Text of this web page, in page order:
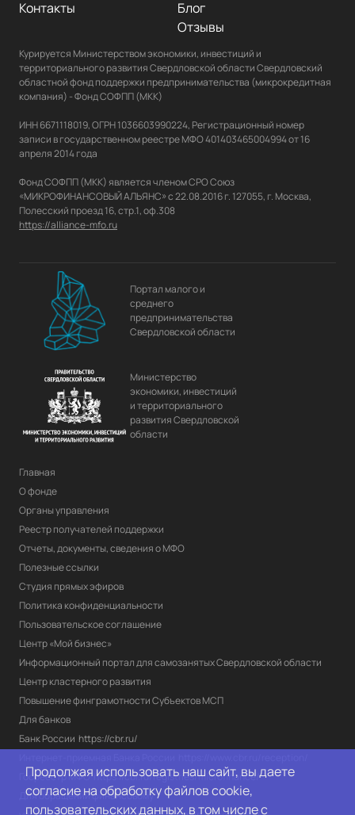
Блог
Контакты
Отзывы
Курируется Министерством экономики, инвестиций и
территориального развития Свердловской области Свердловский
областной фонд поддержки предпринимательства (микрокредитная
компания) - Фонд СОФПП (МКК)
ИНН 6671118019, ОГРН 1036603990224, Регистрационный номер
записи в государственном реестре МФО 401403465004994 от 16
апреля 2014 года
Фонд СОФПП (МКК) является членом СРО Союз
«МИКРОФИНАНСОВЫЙ АЛЬЯНС» с 22.08.2016 г. 127055, г. Москва,
https://alliance-mfo.ru
Портал малого и
среднего
предпринимательства
Свердловской области
Министерство
экономики, инвестиций
и территориального
развития Свердловской
области
Главная
О фонде
Органы управления
Реестр получателей поддержки
Отчеты, документы, сведения о МФО
Полезные ссылки
Студия прямых эфиров
Политика конфиденциальности
Пользовательское соглашение
Центр «Мой бизнес»
Информационный портал для самозанятых Свердловской области
Центр кластерного развития
Повышение финграмотности Субъектов МСП
Для банков
Банк России https://cbr.ru/
Госреестр МФО https://cbr.ru/registries/microfinance/
Для обращений финансовому
Продолжая использовать наш сайт, вы даете
согласие на обработку файлов cookie,
пользовательских данных, в том числе с